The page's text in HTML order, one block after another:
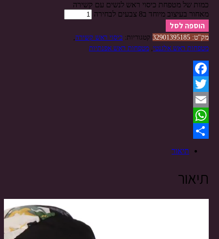
כמות של מטפחת כיסוי ראש לנשים עם קשירה
מאחור בעיצוב מיוחד ב8 צבעים לבחירה
הוספה לסל
מק"ט: 32901395185 קטגוריות: כיסוי ראש קשירה,
מטפחות ראש אלגנטי, מטפחות ראש אפנתיות
Facebook
Twitter
Email
WhatsApp
תיאור
תיאור